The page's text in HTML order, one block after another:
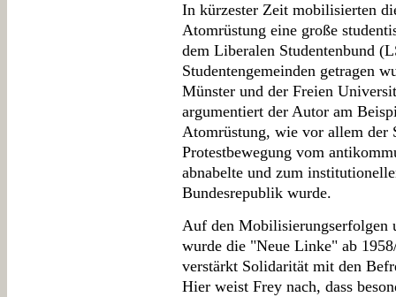
In kürzester Zeit mobilisierten
Atomrüstung eine große
dem Liberalen Studentenbund
Studentengemeinden getragen
Münster und der Freien
argumentiert der Autor am
Atomrüstung, wie vor allem der
Protestbewegung vom
abnabelte und zum
Bundesrepublik wurde.
Auf den Mobilisierungserfolgen
wurde die "Neue Linke" ab
verstärkt Solidarität mit den
Hier weist Frey nach, dass